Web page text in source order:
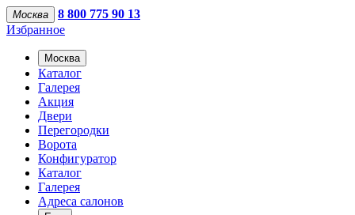
Москва
8 800 775 90 13
Избранное
Москва
Каталог
Галерея
Акция
Двери
Перегородки
Ворота
Конфигуратор
Каталог
Галерея
Адреса салонов